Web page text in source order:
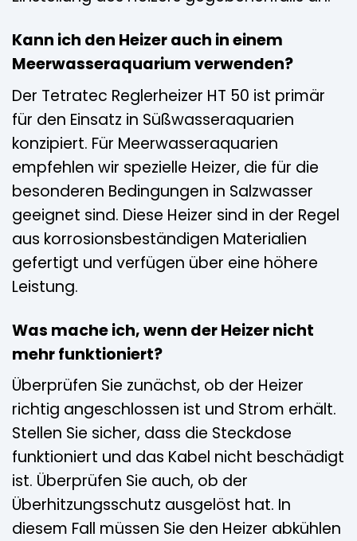
Kann ich den Heizer auch in einem
Meerwasseraquarium verwenden?
Der Tetratec Reglerheizer HT 50 ist primär
für den Einsatz in Süßwasseraquarien
konzipiert. Für Meerwasseraquarien
empfehlen wir spezielle Heizer, die für die
besonderen Bedingungen in Salzwasser
geeignet sind. Diese Heizer sind in der Regel
aus korrosionsbeständigen Materialien
gefertigt und verfügen über eine höhere
Leistung.
Was mache ich, wenn der Heizer nicht
mehr funktioniert?
Überprüfen Sie zunächst, ob der Heizer
richtig angeschlossen ist und Strom erhält.
Stellen Sie sicher, dass die Steckdose
funktioniert und das Kabel nicht beschädigt
ist. Überprüfen Sie auch, ob der
Überhitzungsschutz ausgelöst hat. In
diesem Fall müssen Sie den Heizer abkühlen